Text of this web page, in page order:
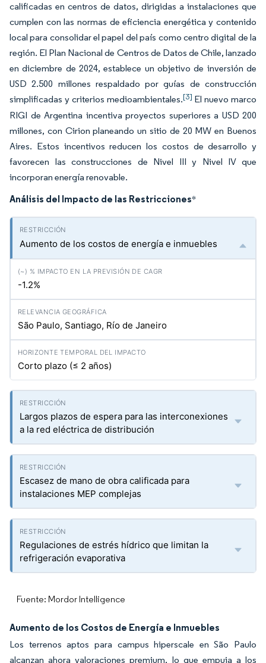
calificadas en centros de datos, dirigidas a instalaciones que
cumplen con las normas de eficiencia energética y contenido
local para consolidar el papel del país como centro digital de la
región. El Plan Nacional de Centros de Datos de Chile, lanzado
en diciembre de 2024, establece un objetivo de inversión de
USD 2.500 millones respaldado por guías de construcción
simplificadas y criterios medioambientales.[3] El nuevo marco
RIGI de Argentina incentiva proyectos superiores a USD 200
millones, con Cirion planeando un sitio de 20 MW en Buenos
Aires. Estos incentivos reducen los costos de desarrollo y
favorecen las construcciones de Nivel III y Nivel IV que
incorporan energía renovable.
Análisis del Impacto de las Restricciones*
Aumento de los costos de energía e inmuebles
-1.2%
São Paulo, Santiago, Río de Janeiro
Corto plazo (≤ 2 años)
Largos plazos de espera para las interconexiones
a la red eléctrica de distribución
Escasez de mano de obra calificada para
instalaciones MEP complejas
Regulaciones de estrés hídrico que limitan la
refrigeración evaporativa
Fuente: Mordor Intelligence
Aumento de los Costos de Energía e Inmuebles
Los terrenos aptos para campus hiperscale en São Paulo
alcanzan ahora valoraciones premium, lo que empuja a los